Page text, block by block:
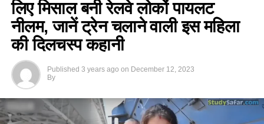
लिए मिसाल बनी रेलवे लोकों पायलट
नीलम, जानें ट्रेन चलाने वाली इस महिला
की दिलचस्प कहानी
Published 3 years ago on December 12, 2023
By